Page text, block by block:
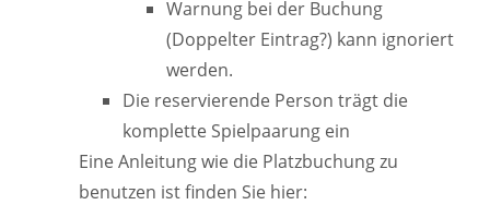
Warnung bei der Buchung
(Doppelter Eintrag?) kann ignoriert
werden.
Die reservierende Person trägt die
komplette Spielpaarung ein
Eine Anleitung wie die Platzbuchung zu
benutzen ist finden Sie hier: